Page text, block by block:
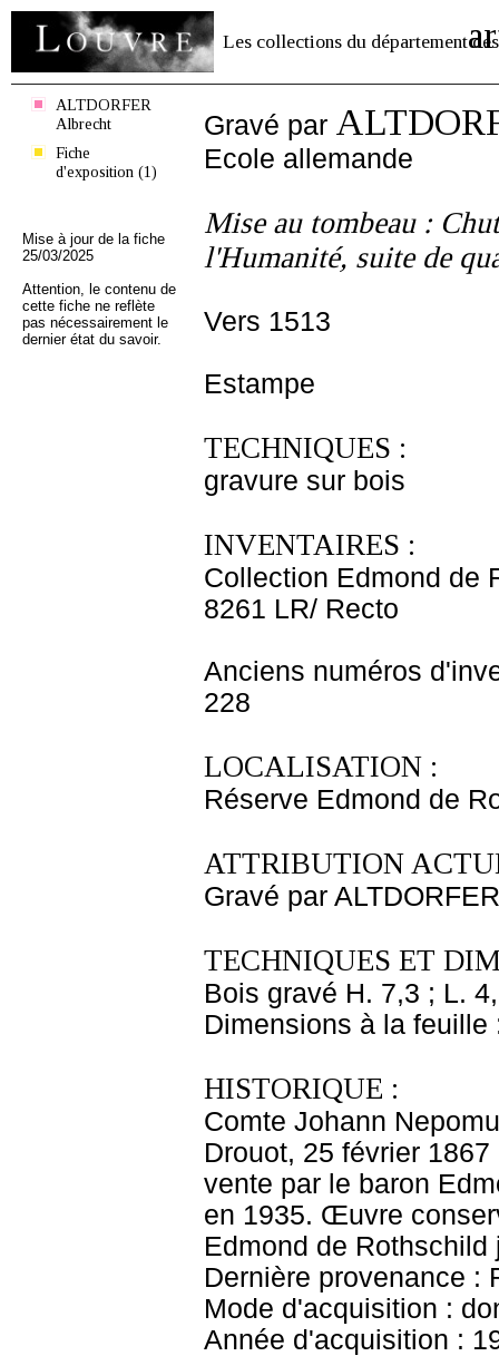
Les collections du département des
ALTDORFER
Albrecht
Fiche
d'exposition (1)
Mise à jour de la fiche
25/03/2025
Attention, le contenu de
cette fiche ne reflète
pas nécessairement le
dernier état du savoir.
Gravé par
Ecole allemande
Mise au tombeau :
l'Humanité, suite de
Vers 1513
Estampe
TECHNIQUES :
gravure sur bois
INVENTAIRES :
Collection Edmond de
8261 LR/ Recto
Anciens numéros
228
LOCALISATION :
Réserve Edmond de
ATTRIBUTION
Gravé par
TECHNIQUES ET
Bois gravé H. 7,3 ; L.
Dimensions à la
HISTORIQUE :
Comte Johann
Drouot, 25 février
vente par le baron
en 1935. Œuvre
Edmond de Rothschild
Dernière provenance :
Mode d'acquisition :
Année d'acquisition :